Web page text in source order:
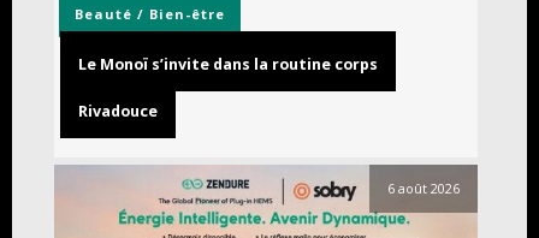
Beauté / Bien-être
Le Monoï s’invite dans la routine corps
Rivadouce
6 août 2026